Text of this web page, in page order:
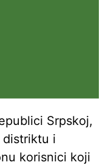
Srpskoj,
distriktu i
korisnici koji